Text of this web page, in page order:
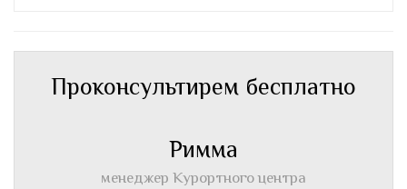
Проконсультирем бесплатно
Римма
менеджер Курортного центра